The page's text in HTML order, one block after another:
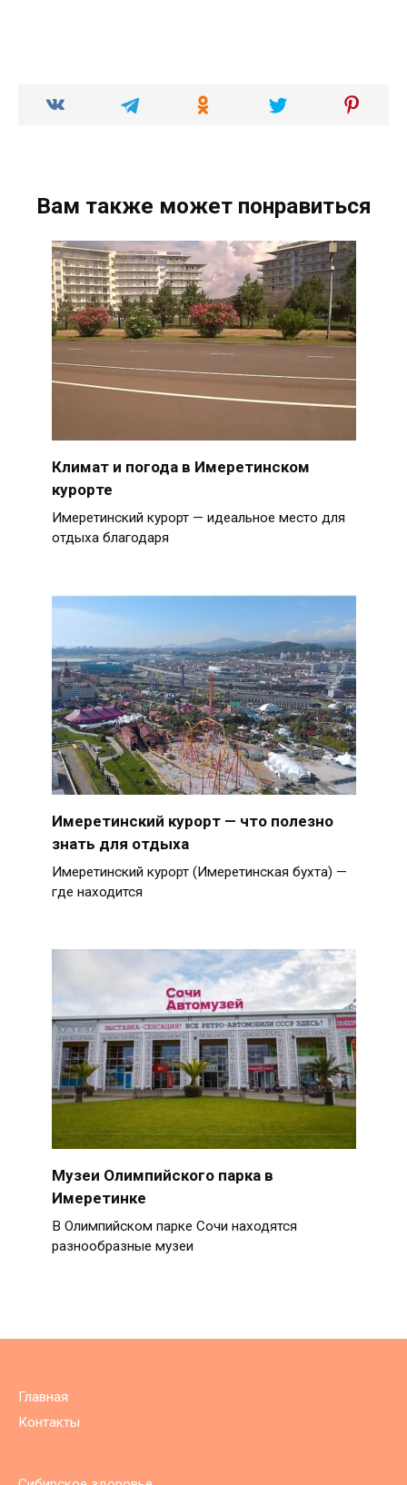
Вам также может понравиться
Климат и погода в Имеретинском
курорте
Имеретинский курорт — идеальное место для
отдыха благодаря
Имеретинский курорт — что полезно
знать для отдыха
Имеретинский курорт (Имеретинская бухта) —
где находится
Музеи Олимпийского парка в
Имеретинке
В Олимпийском парке Сочи находятся
разнообразные музеи
Главная
Контакты